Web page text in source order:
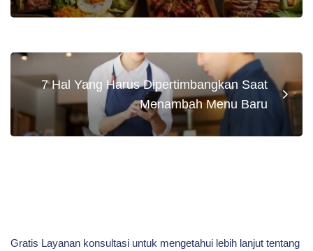
7 Hal Yang Harus Dipertimbangkan Saat
Menambah Menu Baru
Gratis Layanan konsultasi untuk mengetahui lebih lanjut tentang